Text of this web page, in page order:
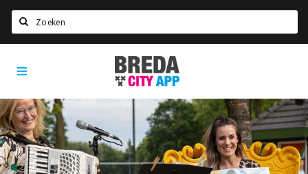
Home
Agenda
Deals
Party pics
Nieuws, interviews & blogs
Breda
City
App